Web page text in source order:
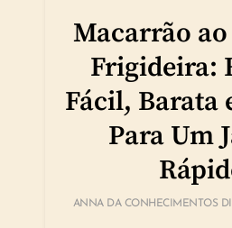
Macarrão
Frigideira:
Fácil, Barata
Para Um
ANNA DA CONHECIMENTOS